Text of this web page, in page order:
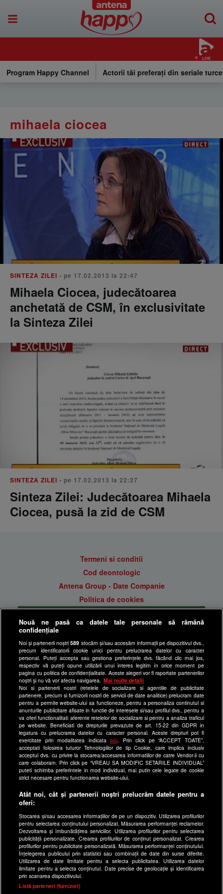
LIVE
Program Happy Channel Actorii tăi preferați din seriale
mihaela ciocea
SINTEZA ZILEI • pe 17.02.2013 la 22:47
Mihaela Ciocea, judecătoarea
anchetată de CSM, în exclusivitate
la Sinteza Zilei
SINTEZA ZILEI • pe 17.02.2013 la 22:27
Sinteza Zilei: Judecătoarea Mihaela
Ciocea, pusă la zid de CSM
Termeni si conditii
Cod deontologic
Antena Group - Date Companie
Politica de cookies
Politica de confidentialitate
Anunturi gratuite pe Lajumate.ro
Ultimele Stiri
Program Happy Channel
Echipa editorială
Site-uri Antena Group
a1.ro
antenastars.ro
as.ro
catine.ro
chefi.ro
deparinti.ro
medicool.ro
spynews.ro
useit.ro
retetefeldefel.ro
zutv.ro
Trends AntenaPLAY
Nouă ne pasă ca datele tale personale să rămână
confidențiale
Noi și partenerii noștri589 stocăm și/sau accesăm informații pe dispozitivul dvs.,
precum identificatorii cookie unici pentru prelucrarea datelor cu caracter
personal. Puteți accepta sau gestiona preferințele dvs. făcând clic mai jos,
respectiv vă puteți opune utilizării unui interes legitim în orice moment pe
pagina cu politica de confidențialitate. Aceste alegeri vor fi raportate partenerilor
noștri și nu vă vor afecta navigarea.
Mai multe detalii
Noi si partenerii nostri (retelele de socializare si agentiile de publicitate
partenere, precum si furnizorii nostri de servicii de date analitice) prelucram date
pentru a permite website-ului sa functioneze, pentru a personaliza continutul si
anunturile publicitare afisate in functie de interesele si/sau profilul dvs., pentru a
va oferi functionalitati aferente retelelor de socializare si pentru a analiza traficul
pe website. Beneficiati de drepturile prevazute de art. 15-22 din GDPR in
legatura cu prelucrarea datelor cu caracter personal. Aceste drepturi pot fi
exercitate prin modalitatea indicataaici . Prin click pe “ACCEPT TOATE”,
acceptati folosirea tuturor Tehnologiilor de tip Cookie, care implica inclusiv
acceptul dvs. cu privire la stocarea/accesarea informatiilor de catre Vendor-ii cu
care colaboram. Prin click pe “VREAU SA MODIFIC SETARILE INDIVIDUAL”
puteti schimba preferintele in mod individual, mai putin cele legate de cookie
strict necesare pentru functionarea website-ului.
Atât noi, cât și partenerii noștri prelucrăm datele pentru a
oferi:
Stocarea și/sau accesarea informațiilor de pe un dispozitiv. Utilizarea profilurilor
pentru selectarea conținutului personalizat. Măsurarea performanței reclamelor.
Dezvoltarea și îmbunătățirea serviciilor. Utilizarea profilurilor pentru selectarea
publicității personalizate. Crearea profilurilor de conținut personalizat. Crearea
profilurilor pentru publicitate personalizată. Măsurarea performanței conținutului.
Înțelegerea publicului prin statistici sau combinații de date din surse diferite.
Utilizarea de date limitate pentru a selecta publicitatea. Utilizarea datelor
limitate pentru a selecta conținutul. Date precise de geolocație și identificarea
prin scanarea dispozitivului.
Listă parteneri (furnizori)